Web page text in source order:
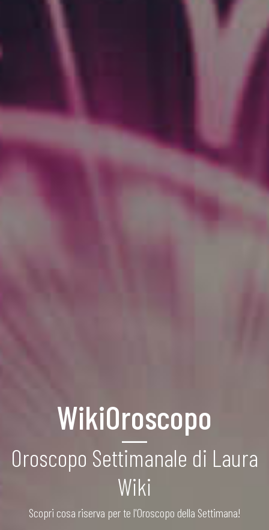
WikiOroscopo
Oroscopo Settimanale di Laura
Wiki
Scopri cosa riserva per te l'Oroscopo della Settimana!